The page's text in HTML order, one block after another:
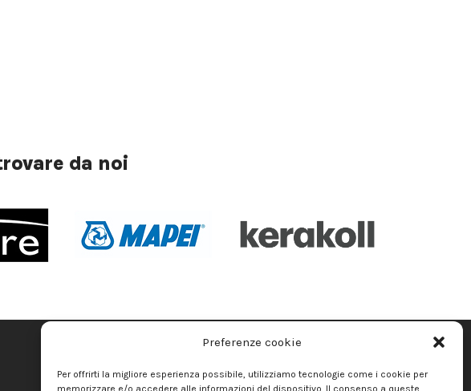
Preferenze cookie
Per offrirti la migliore esperienza possibile, utilizziamo tecnologie come i cookie per
memorizzare e/o accedere alle informazioni del dispositivo. Il consenso a queste
da noi
CHIAMACI DIRETTAMENTE